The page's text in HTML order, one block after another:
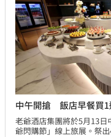
中午開搶 飯店早餐買1
老爺酒店集團將於5月13
爺閃購節」線上旅展。祭